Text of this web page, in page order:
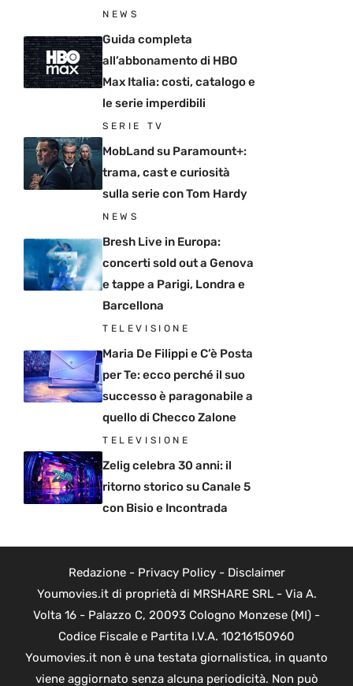
NEWS
Guida completa
all’abbonamento di HBO
Max Italia: costi, catalogo e
le serie imperdibili
SERIE TV
MobLand su Paramount+:
trama, cast e curiosità
sulla serie con Tom Hardy
NEWS
Bresh Live in Europa:
concerti sold out a Genova
e tappe a Parigi, Londra e
Barcellona
TELEVISIONE
Maria De Filippi e C’è Posta
per Te: ecco perché il suo
successo è paragonabile a
quello di Checco Zalone
TELEVISIONE
Zelig celebra 30 anni: il
ritorno storico su Canale 5
con Bisio e Incontrada
Redazione- Privacy Policy- Disclaimer
Youmovies.it di proprietà di MRSHARE SRL - Via A.
Volta 16 - Palazzo C, 20093 Cologno Monzese (MI) -
Codice Fiscale e Partita I.V.A. 10216150960
Youmovies.it non è una testata giornalistica, in quanto
viene aggiornato senza alcuna periodicità. Non può